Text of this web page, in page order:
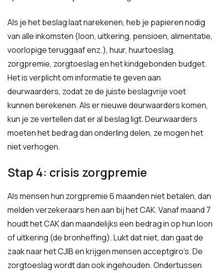
Als je het beslag laat narekenen, heb je papieren nodig
van alle inkomsten (loon, uitkering, pensioen, alimentatie,
voorlopige teruggaaf enz.), huur, huurtoeslag,
zorgpremie, zorgtoeslag en het kindgebonden budget.
Het is verplicht om informatie te geven aan
deurwaarders, zodat ze de juiste beslagvrije voet
kunnen berekenen. Als er nieuwe deurwaarders komen,
kun je ze vertellen dat er al beslag ligt. Deurwaarders
moeten het bedrag dan onderling delen, ze mogen het
niet verhogen.
Stap 4: crisis zorgpremie
Als mensen hun zorgpremie 6 maanden niet betalen, dan
melden verzekeraars hen aan bij het CAK. Vanaf maand 7
houdt het CAK dan maandelijks een bedrag in op hun loon
of uitkering (de bronheffing). Lukt dat niet, dan gaat de
zaak naar het CJIB en krijgen mensen acceptgiro’s. De
zorgtoeslag wordt dan ook ingehouden. Ondertussen